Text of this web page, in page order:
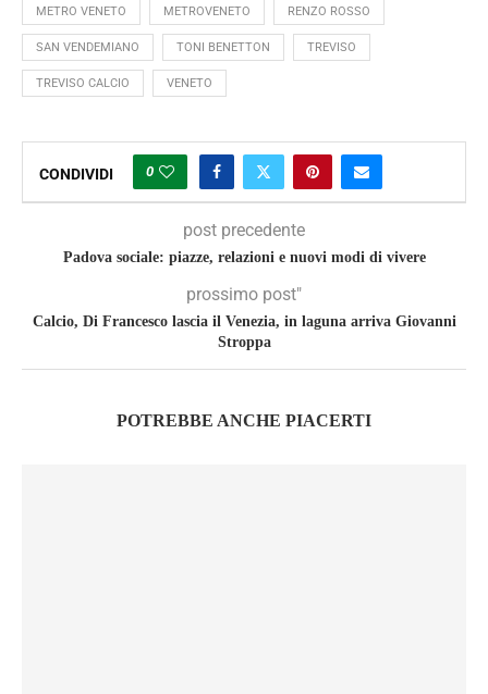
METRO VENETO METROVENETO RENZO ROSSO
SAN VENDEMIANO TONI BENETTON TREVISO
TREVISO CALCIO VENETO
CONDIVIDI 0
post precedente
Padova sociale: piazze, relazioni e nuovi modi di vivere
prossimo post"
Calcio, Di Francesco lascia il Venezia, in laguna arriva Giovanni
Stroppa
POTREBBE ANCHE PIACERTI